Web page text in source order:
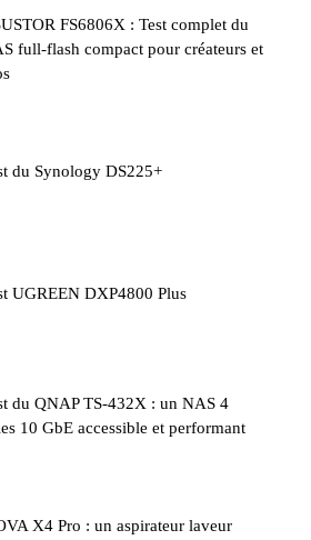
FS6806X : Test complet du
full-flash compact pour créateurs et
du Synology DS225+
UGREEN DXP4800 Plus
du QNAP TS-432X : un NAS 4
10 GbE accessible et performant
X4 Pro : un aspirateur laveur